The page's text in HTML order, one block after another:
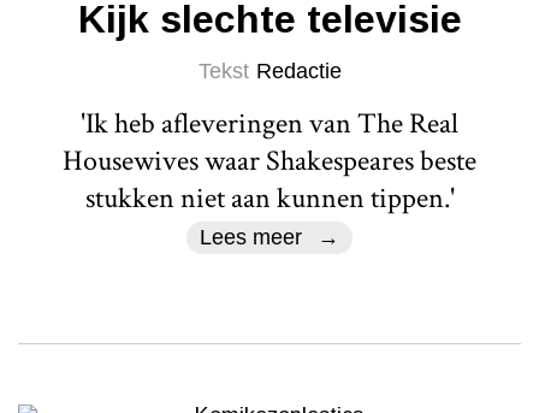
Kijk slechte televisie
Tekst Redactie
'Ik heb afleveringen van The Real
Housewives waar Shakespeares beste
stukken niet aan kunnen tippen.'
Lees meer